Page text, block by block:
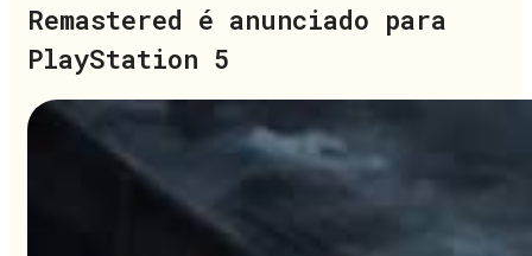
Remastered é anunciado para
PlayStation 5